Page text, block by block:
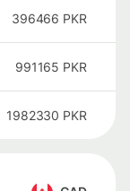
396466 PKR
991165 PKR
1982330 PKR